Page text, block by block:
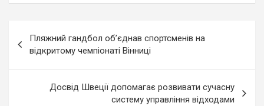
записів
Пляжний гандбол об’єднав спортсменів на
відкритому чемпіонаті Вінниці
Досвід Швеції допомагає розвивати сучасну
систему управління відходами